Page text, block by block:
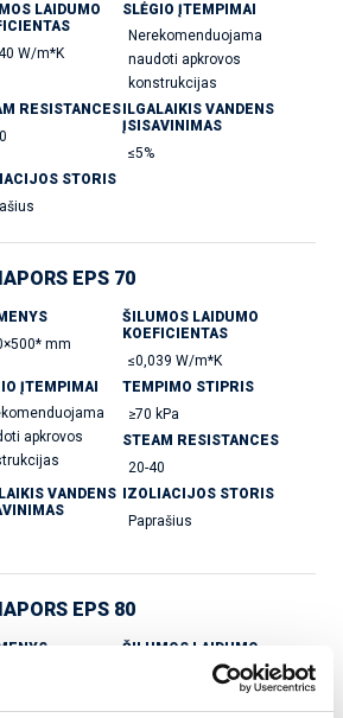
LAIDUMO
W/m*K
SLĖGIO ĮTEMPIMAI
Nerekomenduojama
naudoti apkrovos
konstrukcijas
RESISTANCES ILGALAIKIS VANDENS
ĮSISAVINIMAS
≤5%
STORIS
EPS 70
mm
ŠILUMOS LAIDUMO
KOEFICIENTAS
≤0,039 W/m*K
ĮTEMPIMAI
apkrovos
TEMPIMO STIPRIS
≥70 kPa
STEAM RESISTANCES
20-40
VANDENS
IZOLIACIJOS STORIS
Paprašius
EPS 80
ŠILUMOS LAIDUMO
KOEFICIENTAS